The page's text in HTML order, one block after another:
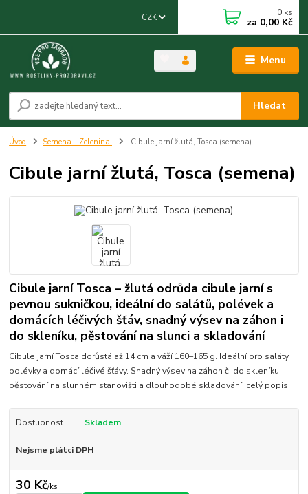
Menu
CZK
Hledat
0 ks
za 0,00 Kč
Úvod Semena - Zelenina Cibule jarní žlutá, Tosca (semena)
Cibule jarní žlutá, Tosca (semena)
Cibule jarní Tosca – žlutá odrůda cibule jarní s
pevnou sukničkou, ideální do salátů, polévek a
domácích léčivých šťáv, snadný výsev na záhon i
do skleníku, pěstování na slunci a skladování
Cibule jarní Tosca dorůstá až 14 cm a váží 160–165 g. Ideální pro saláty,
polévky a domácí léčivé šťávy. Snadný výsev na záhon či do skleníku,
pěstování na slunném stanovišti a dlouhodobé skladování. celý popis
Dostupnost Skladem
Nejsme plátci DPH
30 Kč/ks